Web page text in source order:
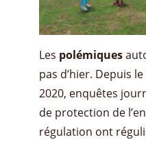
Les polémiques
pas d’hier. Depuis
2020, enquêtes
de protection de
régulation ont